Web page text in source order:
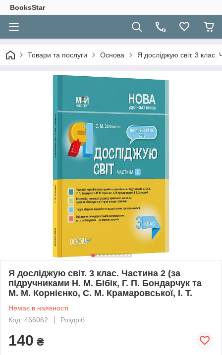
BooksStar
Товари та послуги Основа Я досліджую світ. 3
Я досліджую світ. 3 клас. Частина 2 (за
підручниками Н. М. Бібік, Г. П. Бондарчук та
М. М. Корнієнко, С. М. Крамаровської, І. Т.
Немає в наявності
Код: 466062
Роздріб
140 ₴